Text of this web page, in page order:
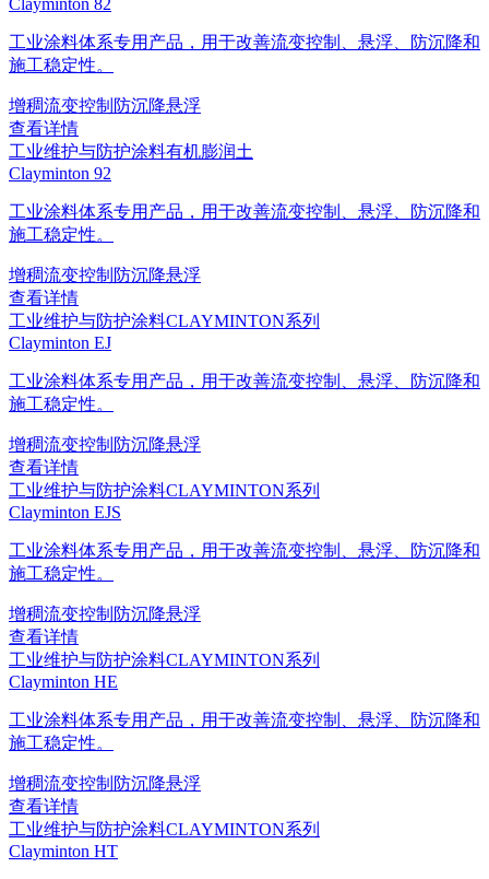
Clayminton 82
工业涂料体系专用产品，用于改善流变控制、悬浮、防沉降和
施工稳定性。
增稠流变控制 防沉降悬浮
查看详情
工业维护与防护涂料有机膨润土
Clayminton 92
工业涂料体系专用产品，用于改善流变控制、悬浮、防沉降和
施工稳定性。
增稠流变控制 防沉降悬浮
查看详情
工业维护与防护涂料CLAYMINTON系列
Clayminton EJ
工业涂料体系专用产品，用于改善流变控制、悬浮、防沉降和
施工稳定性。
增稠流变控制 防沉降悬浮
查看详情
工业维护与防护涂料CLAYMINTON系列
Clayminton EJS
工业涂料体系专用产品，用于改善流变控制、悬浮、防沉降和
施工稳定性。
增稠流变控制 防沉降悬浮
查看详情
工业维护与防护涂料CLAYMINTON系列
Clayminton HE
工业涂料体系专用产品，用于改善流变控制、悬浮、防沉降和
施工稳定性。
增稠流变控制 防沉降悬浮
查看详情
工业维护与防护涂料CLAYMINTON系列
Clayminton HT